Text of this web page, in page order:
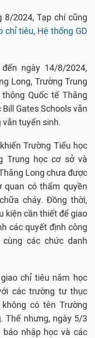
2024, Tạp chí cũng
chỉ tiêu, Hệ thống GD
ngày 14/8/2024,
Long, Trường Trung
Quốc tế Thăng
Gates Schools vẫn
tuyển sinh.
Trường Tiểu học
Trung học cơ sở và
Long chưa được
có thẩm quyền
cháy. Đồng thời,
kiện cần thiết để giao
các quyết định công
các chức danh
chỉ tiêu năm học
các trường tư thục
có tên Trường
Thế nhưng, ngày 5/3
nhập học và các